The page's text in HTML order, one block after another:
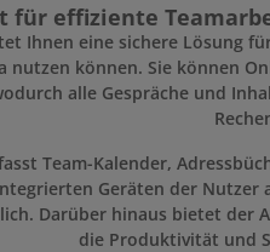
für effiziente
Ihnen eine sichere Lösung
nutzen können. Sie können
alle Gespräche und
Team-Kalender,
Geräten der
Darüber hinaus bietet der
die Produktivität und